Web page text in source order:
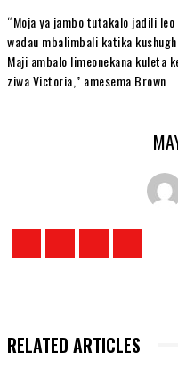
“Moja ya jambo tutakalo jadili
wadau mbalimbali katika
Maji ambalo limeonekana kuleta
ziwa Victoria,” amesema Brown
RELATED ARTICLES